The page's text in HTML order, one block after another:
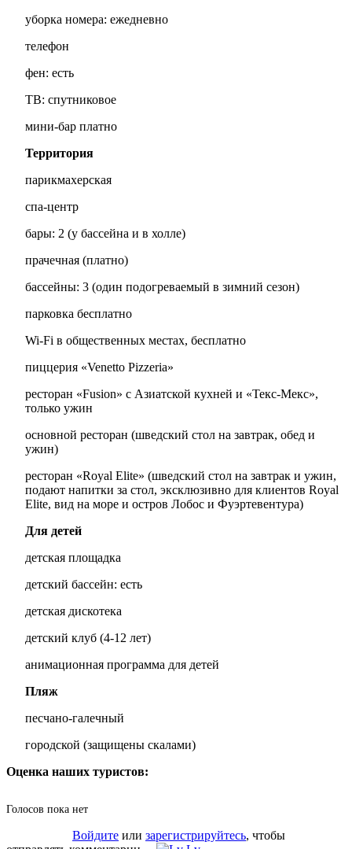
уборка номера: ежедневно
телефон
фен: есть
ТВ: спутниковое
мини-бар платно
Территория
парикмахерская
спа-центр
бары: 2 (у бассейна и в холле)
прачечная (платно)
бассейны: 3 (один подогреваемый в зимний сезон)
парковка бесплатно
Wi-Fi в общественных местах, бесплатно
пиццерия «Venetto Pizzeria»
ресторан «Fusion» с Азиатской кухней и «Teкс-Mекс»,
только ужин
основной ресторан (шведский стол на завтрак, обед и
ужин)
ресторан «Royal Elite» (шведский стол на завтрак и ужин,
подают напитки за стол, эксклюзивно для клиентов Royal
Elite, вид на море и остров Лобос и Фуэртевентура)
Для детей
детская площадка
детский бассейн: есть
детская дискотека
детский клуб (4-12 лет)
анимационная программа для детей
Пляж
песчано-галечный
городской (защищены скалами)
Оценка наших туристов:
Голосов пока нет
Войдите или зарегистрируйтесь, чтобы